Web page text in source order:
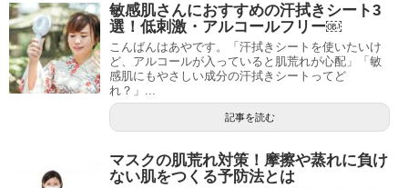
敏感肌さんにおすすめの汗拭きシート3
選！低刺激・アルコールフリー￼
こんばんはあやです。「汗拭きシートを使いたいけ
ど、アルコールが入っていると肌荒れが心配」「敏
感肌にもやさしい成分の汗拭きシートってど
れ？」...
記事を読む
マスクの肌荒れ対策！摩擦や蒸れに負け
ない肌をつくる予防法とは